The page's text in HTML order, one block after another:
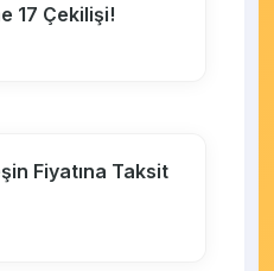
17 Çekilişi!
Fiyatına Taksit